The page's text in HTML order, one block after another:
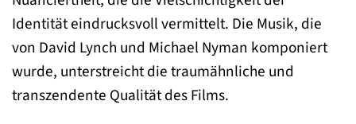
Identität eindrucksvoll vermittelt. Die Musik, die
von David Lynch und Michael Nyman komponiert
wurde, unterstreicht die traumähnliche und
transzendente Qualität des Films.